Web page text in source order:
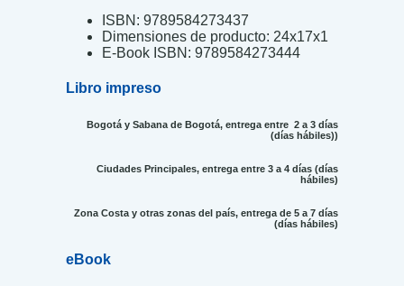
$79,900.00.$71,910.00.
ISBN: 9789584273437
Dimensiones de producto: 24x17x1
E-Book ISBN: 9789584273444
Libro impreso
Bogotá y Sabana de Bogotá, entrega entre 2 a 3 días
(días hábiles))
Ciudades Principales, entrega entre 3 a 4 días (días
hábiles)
Zona Costa y otras zonas del país, entrega de 5 a 7 días
(días hábiles)
eBook